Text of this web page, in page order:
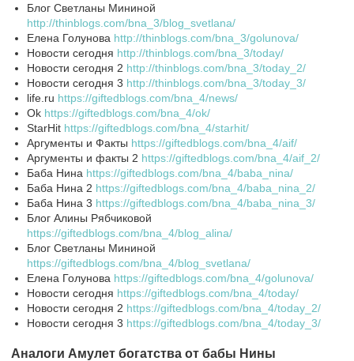
Блог Светланы Мининой
http://thinblogs.com/bna_3/blog_svetlana/
Елена Голунова http://thinblogs.com/bna_3/golunova/
Новости сегодня http://thinblogs.com/bna_3/today/
Новости сегодня 2 http://thinblogs.com/bna_3/today_2/
Новости сегодня 3 http://thinblogs.com/bna_3/today_3/
life.ru https://giftedblogs.com/bna_4/news/
Ok https://giftedblogs.com/bna_4/ok/
StarHit https://giftedblogs.com/bna_4/starhit/
Аргументы и Факты https://giftedblogs.com/bna_4/aif/
Аргументы и факты 2 https://giftedblogs.com/bna_4/aif_2/
Баба Нина https://giftedblogs.com/bna_4/baba_nina/
Баба Нина 2 https://giftedblogs.com/bna_4/baba_nina_2/
Баба Нина 3 https://giftedblogs.com/bna_4/baba_nina_3/
Блог Алины Рябчиковой
https://giftedblogs.com/bna_4/blog_alina/
Блог Светланы Мининой
https://giftedblogs.com/bna_4/blog_svetlana/
Елена Голунова https://giftedblogs.com/bna_4/golunova/
Новости сегодня https://giftedblogs.com/bna_4/today/
Новости сегодня 2 https://giftedblogs.com/bna_4/today_2/
Новости сегодня 3 https://giftedblogs.com/bna_4/today_3/
Аналоги Амулет богатства от бабы Нины